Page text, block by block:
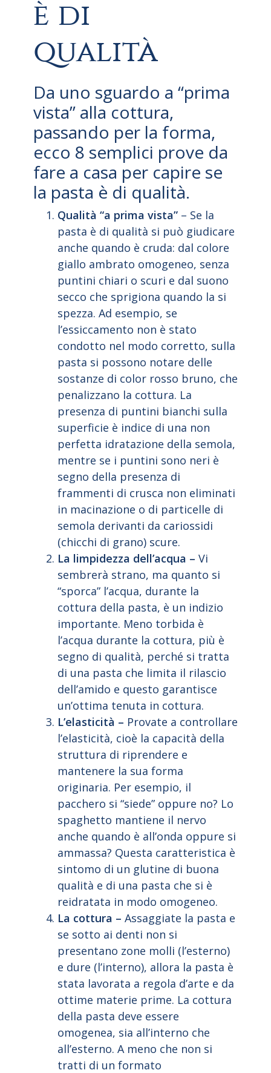
è di
qualità
Da uno sguardo a “prima
vista” alla cottura,
passando per la forma,
ecco 8 semplici prove da
fare a casa per capire se
la pasta è di qualità.
Qualità “a prima vista” – Se la
pasta è di qualità si può giudicare
anche quando è cruda: dal colore
giallo ambrato omogeneo, senza
puntini chiari o scuri e dal suono
secco che sprigiona quando la si
spezza. Ad esempio, se
l’essiccamento non è stato
condotto nel modo corretto, sulla
pasta si possono notare delle
sostanze di color rosso bruno, che
penalizzano la cottura. La
presenza di puntini bianchi sulla
superficie è indice di una non
perfetta idratazione della semola,
mentre se i puntini sono neri è
segno della presenza di
frammenti di crusca non eliminati
in macinazione o di particelle di
semola derivanti da cariossidi
(chicchi di grano) scure.
La limpidezza dell’acqua – Vi
sembrerà strano, ma quanto si
“sporca” l’acqua, durante la
cottura della pasta, è un indizio
importante. Meno torbida è
l’acqua durante la cottura, più è
segno di qualità, perché si tratta
di una pasta che limita il rilascio
dell’amido e questo garantisce
un’ottima tenuta in cottura.
L’elasticità – Provate a controllare
l’elasticità, cioè la capacità della
struttura di riprendere e
mantenere la sua forma
originaria. Per esempio, il
pacchero si “siede” oppure no? Lo
spaghetto mantiene il nervo
anche quando è all’onda oppure si
ammassa? Questa caratteristica è
sintomo di un glutine di buona
qualità e di una pasta che si è
reidratata in modo omogeneo.
La cottura – Assaggiate la pasta e
se sotto ai denti non si
presentano zone molli (l’esterno)
e dure (l’interno), allora la pasta è
stata lavorata a regola d’arte e da
ottime materie prime. La cottura
della pasta deve essere
omogenea, sia all’interno che
all’esterno. A meno che non si
tratti di un formato